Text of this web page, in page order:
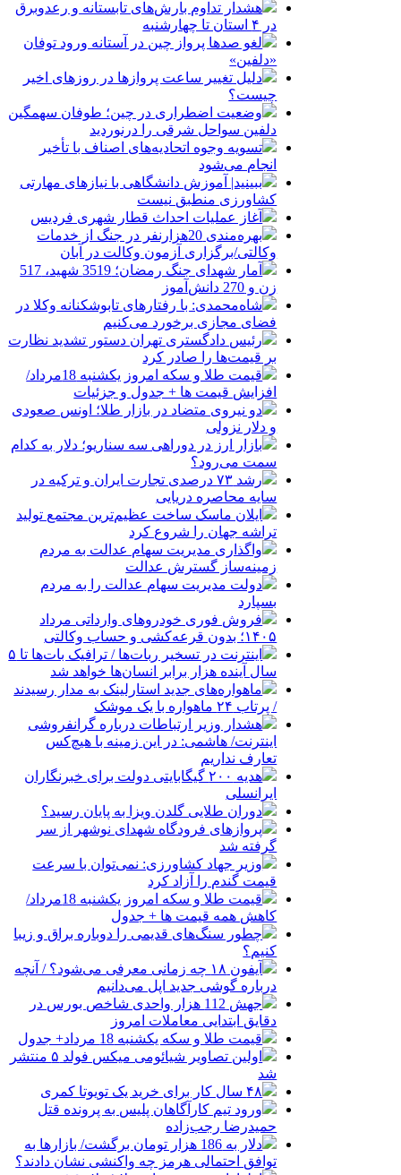
هشدار تداوم بارش‌های تابستانه و رعدوبرق
در ۴ استان تا چهارشنبه
لغو صدها پرواز چین در آستانه ورود توفان
«دلفین»
دلیل تغییر ساعت پروازها در روزهای اخیر
چیست؟
وضعیت اضطراری در چین؛ طوفان سهمگین
دلفین سواحل شرقی را درنوردید
تسویه وجوه اتحادیه‌های اصناف با تأخیر
انجام می‌شود
ببینید| آموزش دانشگاهی با نیازهای مهارتی
کشاورزی منطبق نیست
آغاز عملیات احداث قطار شهری فردیس
بهره‌مندی 20هزارنفر در جنگ از خدمات
وکالتی/برگزاری آزمون وکالت در آبان
آمار شهدای جنگ رمضان؛ 3519 شهید، 517
زن و 270 دانش‌آموز
شاه‌محمدی: با رفتارهای تابوشکنانه وکلا در
فضای مجازی برخورد می‌کنیم
رئیس دادگستری تهران دستور تشدید نظارت
بر قیمت‌ها را صادر کرد
قیمت طلا و سکه امروز یکشنبه 18مرداد/
افزایش قیمت ها + جدول و جزئیات
دو نیروی متضاد در بازار طلا؛ اونس صعودی
و دلار نزولی
بازار ارز در دوراهی سه سناریو؛ دلار به کدام
سمت می‌رود؟
رشد ۷۳ درصدی تجارت ایران و ترکیه در
سایه محاصره دریایی
ایلان ماسک ساخت عظیم‌ترین مجتمع تولید
تراشه جهان را شروع کرد
واگذاری مدیریت سهام عدالت به مردم
زمینه‌ساز گسترش عدالت
دولت مدیریت سهام عدالت را به مردم
بسپارد
فروش فوری خودروهای وارداتی مرداد
۱۴۰۵؛ بدون قرعه‌کشی و حساب وکالتی
اینترنت در تسخیر ربات‌ها / ترافیک بات‌ها تا ۵
سال آینده هزار برابر انسان‌ها خواهد شد
ماهواره‌های جدید استارلینک به مدار رسیدند
/ پرتاب ۲۴ ماهواره با یک موشک
هشدار وزیر ارتباطات درباره گرانفروشی
اینترنت/ هاشمی: در این زمینه با هیچ‌کس
تعارف نداریم
هدیه ۲۰۰ گیگابایتی دولت برای خبرنگاران
ایرانسلی
دوران طلایی گلدن ویزا به پایان رسید؟
پروازهای فرودگاه شهدای نوشهر از سر
گرفته شد
وزیر جهاد کشاورزی: نمی‌توان با سرعت
قیمت گندم را آزاد کرد
قیمت طلا و سکه امروز یکشنبه 18مرداد/
کاهش همه قیمت ها + جدول
چطور سنگ‌های قدیمی را دوباره براق و زیبا
کنیم؟
آیفون ۱۸ چه زمانی معرفی می‌شود؟ / آنچه
درباره گوشی جدید اپل می‌دانیم
جهش 112 هزار واحدی شاخص بورس در
دقایق ابتدایی معاملات امروز
قیمت طلا و سکه یکشنبه 18 مرداد+ جدول
اولین تصاویر شیائومی میکس فولد ۵ منتشر
شد
۴۸ سال کار برای خرید یک تویوتا کمری
ورود تیم کارآگاهان پلیس به پرونده قتل
حمیدرضا رجب‌زاده
دلار به 186 هزار تومان برگشت/ بازارها به
توافق احتمالی هرمز چه واکنشی نشان دادند؟